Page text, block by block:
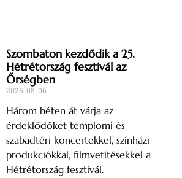
Szombaton kezdődik a 25.
Hétrétország fesztivál az
Őrségben
2026-08-06
Három héten át várja az
érdeklődőket templomi és
szabadtéri koncertekkel, színházi
produkciókkal, filmvetítésekkel a
Hétrétország fesztivál.